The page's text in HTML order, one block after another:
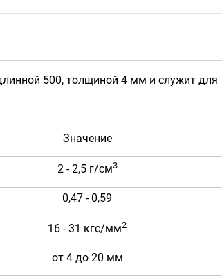
500, толщиной 4 мм и служит для
Значение
2 - 2,5 г/см3
0,47 - 0,59
16 - 31 кгс/мм2
от 4 до 20 мм